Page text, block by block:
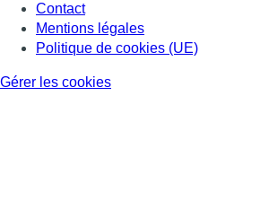
Contact
Mentions légales
Politique de cookies (UE)
Gérer les cookies